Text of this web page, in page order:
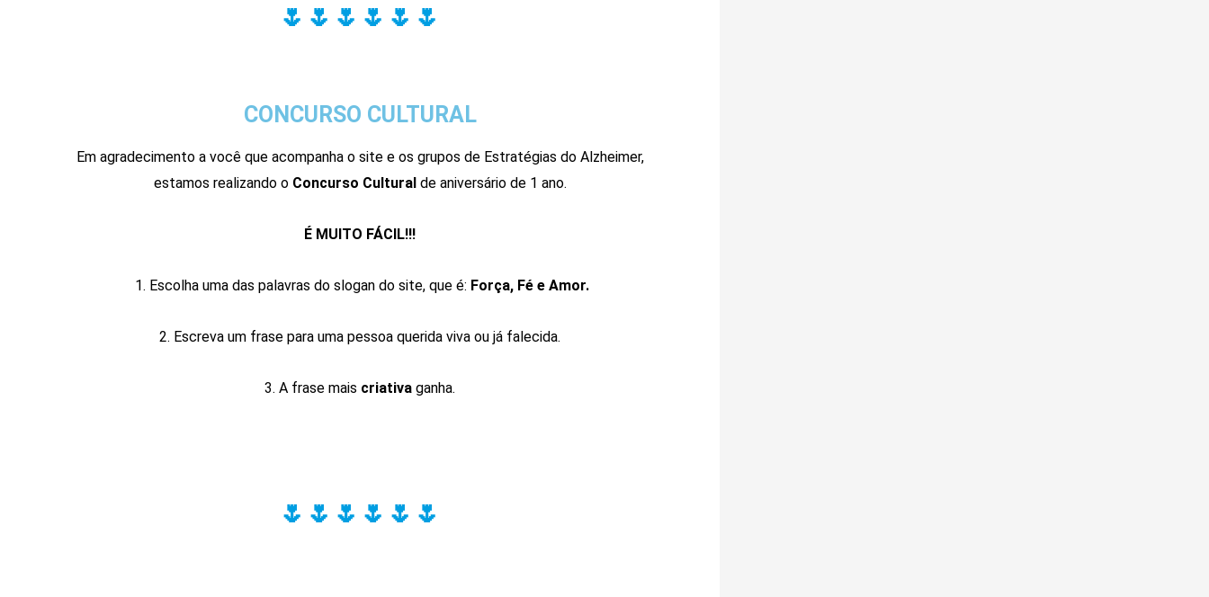
🌷🌷🌷🌷🌷🌷
CONCURSO CULTURAL
Em agradecimento a você que acompanha o site e os grupos de Estratégias do Alzheimer,
estamos realizando o Concurso Cultural de aniversário de 1 ano.
É MUITO FÁCIL!!!
1. Escolha uma das palavras doslogan do site, que é: Força, Fé e Amor.
2. Escreva um frase para uma pessoa querida viva ou já falecida.
3. A frase mais criativa ganha.
🌷🌷🌷🌷🌷🌷